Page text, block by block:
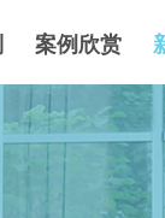
案例欣赏